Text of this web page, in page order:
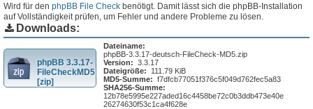
Wird für den phpBB File Check benötigt. Damit lässt sich die phpBB-Installation
auf Vollständigkeit prüfen, um Fehler und andere Probleme zu lösen.
Downloads:
phpBB 3.3.17-
FileCheckMD5
[zip]
Dateiname:
phpBB-3.3.17-deutsch-FileCheck-MD5.zip
Version: 3.3.17
Dateigröße:
111.79 KiB
MD5-Summe: f7dfcb77051f376c5f049d762fec5a83
SHA256-Summe:
12b78e5995e227aded16c4458be72c0b3ddb473e40e
26274630f53c1ca4f628e